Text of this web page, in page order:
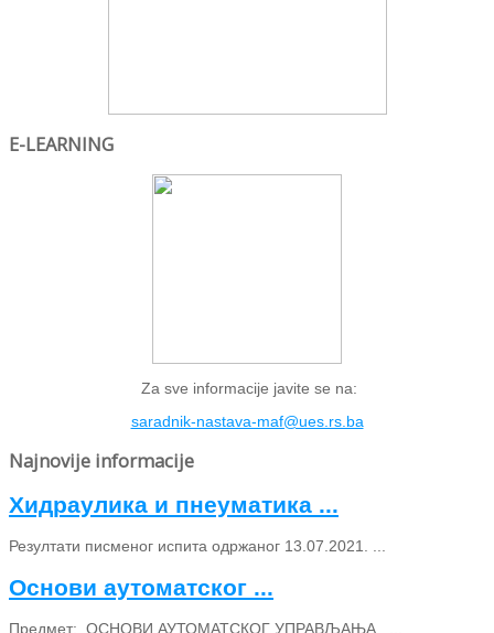
E-LEARNING
Za sve informacije javite se na:
saradnik-nastava-maf@ues.rs.ba
Najnovije informacije
Хидраулика и пнеуматика ...
Резултати писменог испита одржаног 13.07.2021. ...
Основи аутоматског ...
Предмет: ОСНОВИ АУТОМАТСКОГ УПРАВЉАЊА ...